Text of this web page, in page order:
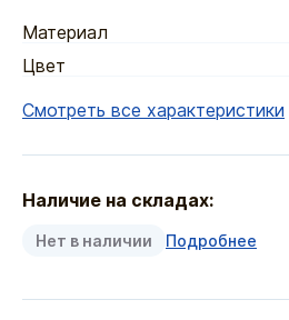
Материал
Цвет
Смотреть все характеристики
Наличие на складах:
Нет в наличии Подробнее